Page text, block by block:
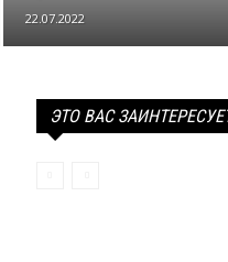
22.07.2022
ЭТО ВАС